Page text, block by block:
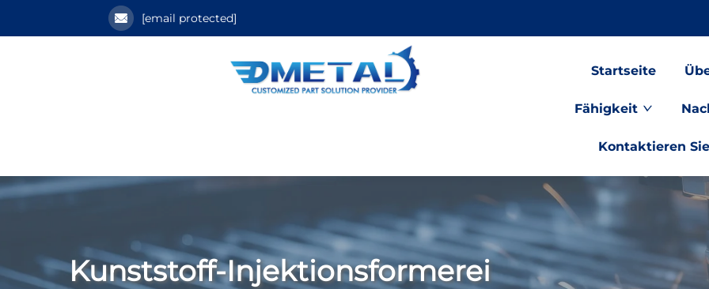
[email protected]
Startseite
Fähigkeit
Kontaktieren
Kunststoff-Injektionsformerei